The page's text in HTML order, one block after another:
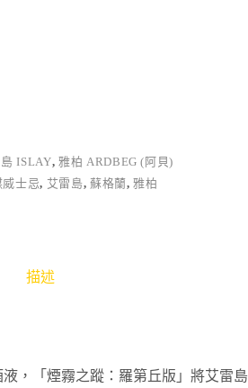
ISLAY, 雅柏 ARDBEG (阿貝)
威士忌, 艾雷島, 蘇格蘭,雅柏
描述
，「煙霧之蹤：羅第丘版」將艾雷島